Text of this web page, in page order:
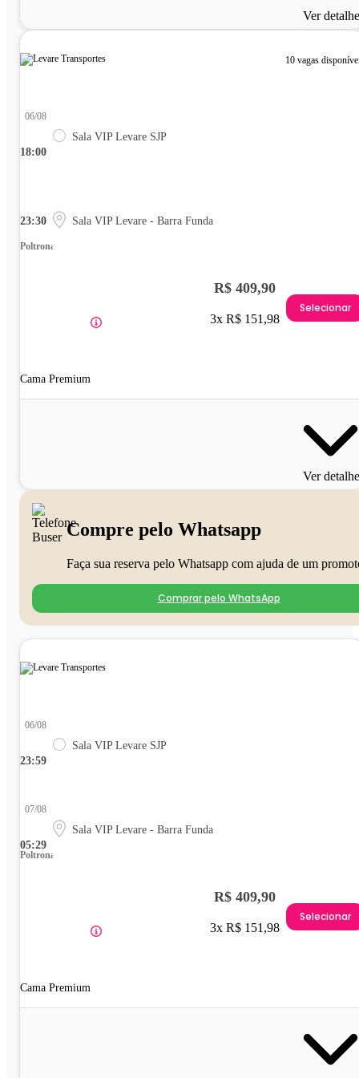
Ver
10 vagas
18:00
06/08
Sala VIP Levare SJP
23:30 Sala VIP Levare - Barra Funda
Poltrona
Cama Premium
R$ 409,90
3x R$ 151,98
Selecionar
Ver
Compre pelo Whatsapp
Faça sua reserva pelo Whatsapp com ajuda de um
Comprar pelo WhatsApp
23:59
06/08
Sala VIP Levare SJP
05:29
07/08
Sala VIP Levare - Barra Funda
Poltrona
Cama Premium
R$ 409,90
3x R$ 151,98
Selecionar